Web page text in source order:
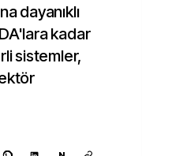
dayanıklı
kadar
sistemler,